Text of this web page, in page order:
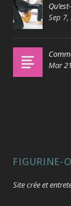
Sep
Mar
FIGURINE-
Site crée et